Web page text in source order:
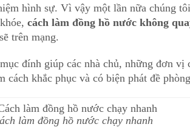
hình sự. Vì vậy một lần nữa chúng
cách làm đồng hồ nước không
trên mạng.
đính giúp các nhà chủ, những đơn vị
cách khắc phục và có biện phát đề
làm đồng hồ nước chạy nhanh